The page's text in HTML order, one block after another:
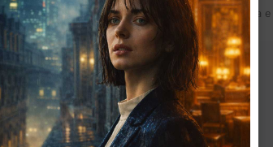
fare shopping nei negozi online anche con il clicca